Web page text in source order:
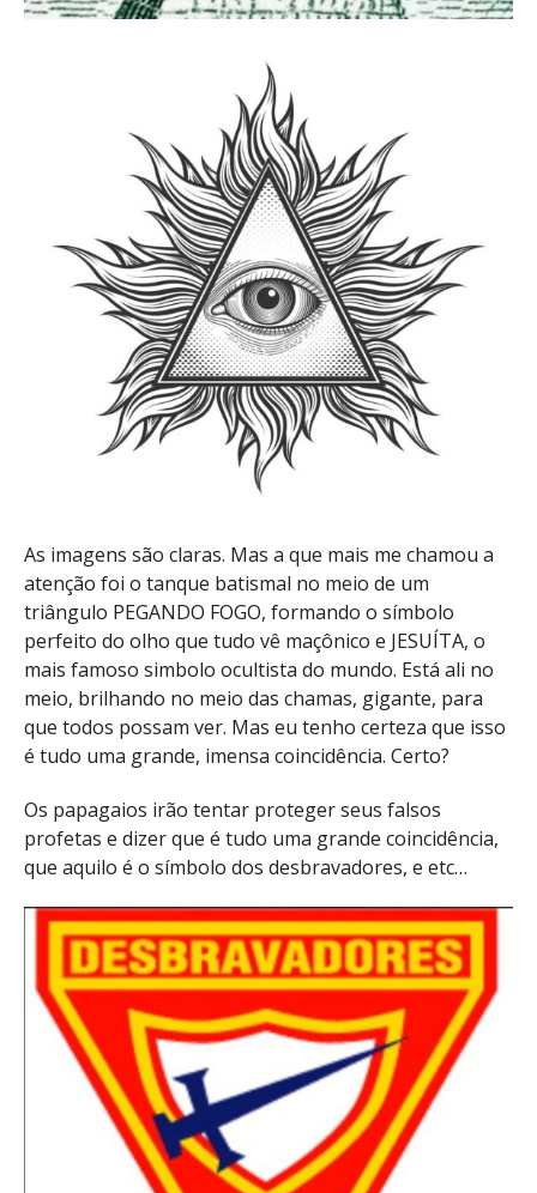
As imagens são claras. Mas a que mais me chamou a
atenção foi o tanque batismal no meio de um
triângulo PEGANDO FOGO, formando o símbolo
perfeito do olho que tudo vê maçônico e JESUÍTA, o
mais famoso simbolo ocultista do mundo. Está ali no
meio, brilhando no meio das chamas, gigante, para
que todos possam ver. Mas eu tenho certeza que isso
é tudo uma grande, imensa coincidência. Certo?
Os papagaios irão tentar proteger seus falsos
profetas e dizer que é tudo uma grande coincidência,
que aquilo é o símbolo dos desbravadores, e etc…